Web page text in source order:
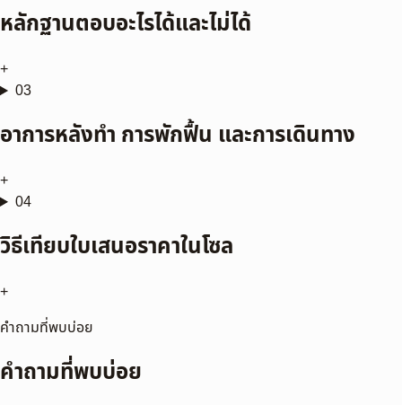
หลักฐานตอบอะไรได้และไม่ได้
+
03
อาการหลังทำ การพักฟื้น และการเดินทาง
+
04
วิธีเทียบใบเสนอราคาในโซล
+
คำถามที่พบบ่อย
คำถามที่พบบ่อย